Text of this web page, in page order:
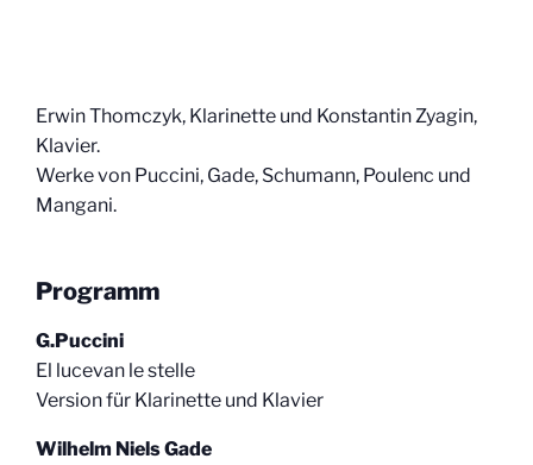
Erwin Thomczyk, Klarinette und Konstantin Zyagin,
Klavier.
Werke von Puccini, Gade, Schumann, Poulenc und
Mangani.
Programm
G.Puccini
El lucevan le stelle
Version für Klarinette und Klavier
Wilhelm Niels Gade